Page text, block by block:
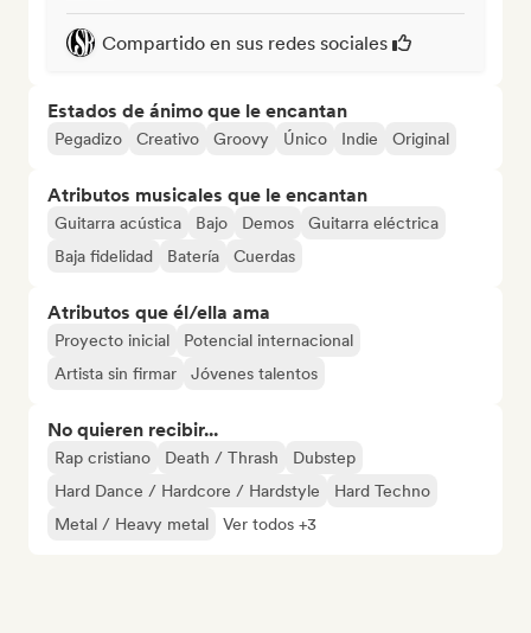
Compartido en sus redes sociales
Estados de ánimo que le encantan
Pegadizo Creativo Groovy Único Indie Original
Atributos musicales que le encantan
Guitarra acústica Bajo Demos
Guitarra eléctrica
Baja fidelidad
Batería Cuerdas
Atributos que él/ella ama
Proyecto inicial
Potencial internacional
Artista sin firmar
Jóvenes talentos
No quieren recibir...
Rap cristiano Death / Thrash
Dubstep
Hard Dance / Hardcore / Hardstyle
Hard Techno
Metal / Heavy metal
Ver todos +3